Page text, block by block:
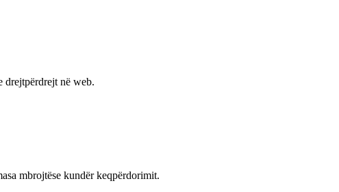
drejtpërdrejt në web.
mbrojtëse kundër keqpërdorimit.